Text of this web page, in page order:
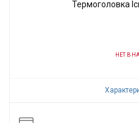
Термоголовка
НЕТ В